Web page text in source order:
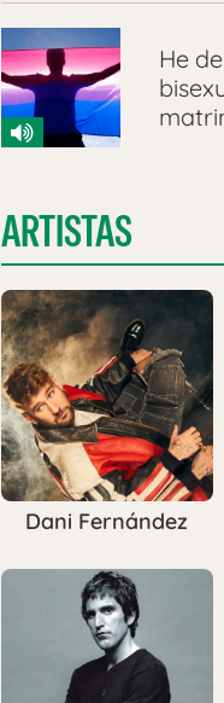
He
ARTISTAS
Dani Fernández